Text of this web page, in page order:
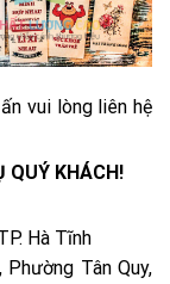
vui lòng liên hệ
QUÝ KHÁCH!
Hà Tĩnh
Tân Quy,